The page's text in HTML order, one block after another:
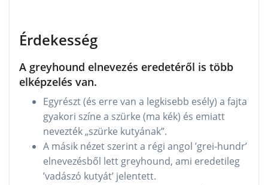
Érdekesség
A greyhound elnevezés eredetéről is több
elképzelés van.
Egyrészt (és erre van a legkisebb esély) a fajta
gyakori színe a szürke (ma kék) és emiatt
nevezték „szürke kutyának”.
A másik nézet szerint a régi angol ’grei-hundr’
elnevezésből lett greyhound, ami eredetileg
’vadászó kutyát’ jelentett.